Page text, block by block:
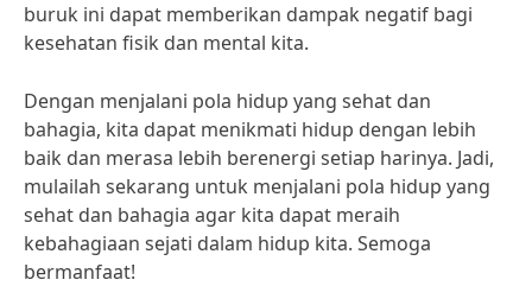
buruk ini dapat memberikan dampak negatif bagi
kesehatan fisik dan mental kita.
Dengan menjalani pola hidup yang sehat dan
bahagia, kita dapat menikmati hidup dengan lebih
baik dan merasa lebih berenergi setiap harinya. Jadi,
mulailah sekarang untuk menjalani pola hidup yang
sehat dan bahagia agar kita dapat meraih
kebahagiaan sejati dalam hidup kita. Semoga
bermanfaat!